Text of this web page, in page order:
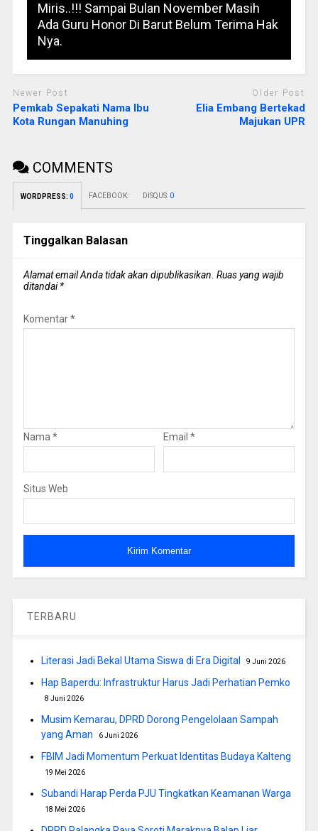
Miris..!!! Sampai Bulan November Masih
Ada Guru Honor Di Barut Belum Terima Hak
Nya.
Newer Post
Pemkab Sepakati Nama Ibu
Kota Rungan Manuhing
Older Post
Elia Embang Bertekad
Majukan UPR
COMMENTS
WORDPRESS: 0 FACEBOOK: DISQUS: 0
Tinggalkan Balasan
Alamat email Anda tidak akan dipublikasikan. Ruas yang wajib
ditandai*
Komentar*
Nama * Email *
Situs Web
TERBARU
Literasi Jadi Bekal Utama Siswa di Era Digital 9 Juni 2026
Hap Baperdu: Infrastruktur Harus Jadi Perhatian Pemko
8 Juni 2026
Musim Kemarau, DPRD Dorong Pengelolaan Sampah
yang Aman
6 Juni 2026
FBIM Jadi Momentum Perkuat Identitas Budaya Kalteng
19 Mei 2026
Subandi Harap Perda PJU Tingkatkan Keamanan Warga
18 Mei 2026